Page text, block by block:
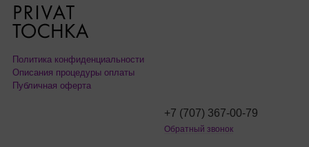
Политика конфиденциальности
Описания процедуры оплаты
Публичная оферта
+7 (707) 367-00-79
Обратный звонок